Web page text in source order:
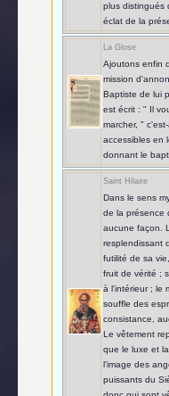
plus distingués
éclat de la
La Glose
Ajoutons enfin
mission
Baptiste de lui
est écrit : " Il
marcher, "
accessibles en
donnant le
Saint Hilaire
Dans le sens
de la présence
aucune façon.
resplendissant
futilité de sa
fruit de vérité ;
à l'intérieur ; le
souffle des
consistance,
Le vêtement
que le luxe et
l'image des
puissants du